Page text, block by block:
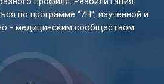
по программе "7Н", изученной и
- медицинским сообществом.